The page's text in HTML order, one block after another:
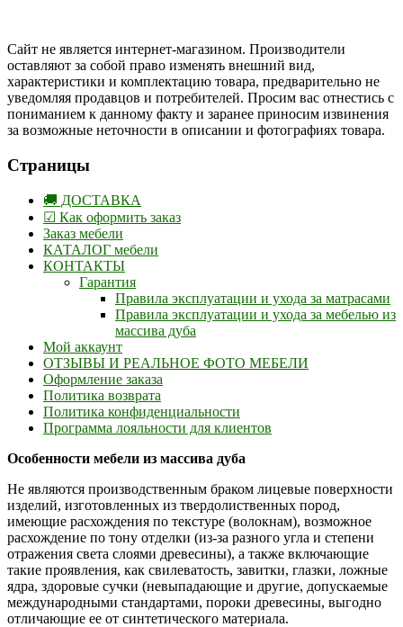
Сайт не является интернет-магазином. Производители
оставляют за собой право изменять внешний вид,
характеристики и комплектацию товара, предварительно не
уведомляя продавцов и потребителей. Просим вас отнестись с
пониманием к данному факту и заранее приносим извинения
за возможные неточности в описании и фотографиях товара.
Страницы
🚚 ДОСТАВКА
☑ Как оформить заказ
Заказ мебели
КАТАЛОГ мебели
КОНТАКТЫ
Гарантия
Правила эксплуатации и ухода за матрасами
Правила эксплуатации и ухода за мебелью из
массива дуба
Мой аккаунт
ОТЗЫВЫ И РЕАЛЬНОЕ ФОТО МЕБЕЛИ
Оформление заказа
Политика возврата
Политика конфиденциальности
Программа лояльности для клиентов
Особенности мебели из массива дуба
Не являются производственным браком лицевые поверхности
изделий, изготовленных из твердолиственных пород,
имеющие расхождения по текстуре (волокнам), возможное
расхождение по тону отделки (из-за разного угла и степени
отражения света слоями древесины), а также включающие
такие проявления, как свилеватость, завитки, глазки, ложные
ядра, здоровые сучки (невыпадающие и другие, допускаемые
международными стандартами, пороки древесины, выгодно
отличающие ее от синтетического материала.